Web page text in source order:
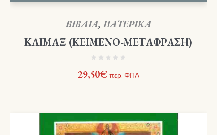
ΒΙΒΛΙΑ,ΠΑΤΕΡΙΚΑ
ΚΛΙΜΑΞ (ΚΕΙΜΕΝΟ-ΜΕΤΑΦΡΑΣΗ)
29,50€ περ. ΦΠΑ